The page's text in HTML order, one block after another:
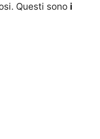
Questi sono i